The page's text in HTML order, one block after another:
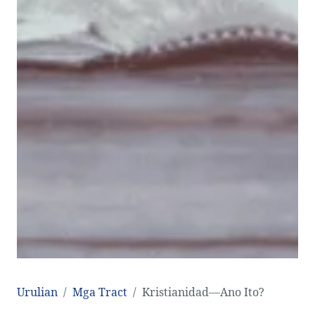
Urulian Mga Tract Kristianidad—Ano Ito?